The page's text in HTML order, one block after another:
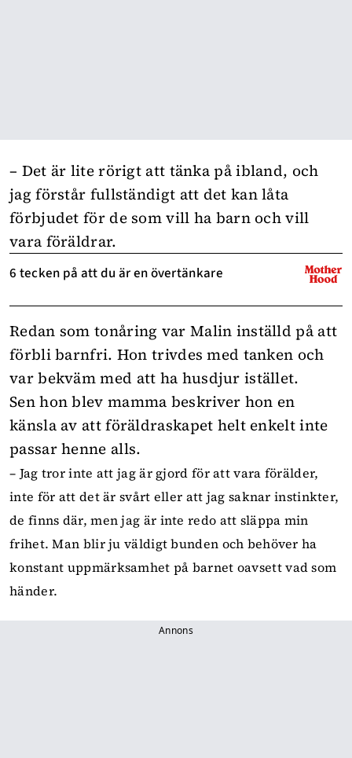
– Det är lite rörigt att tänka på ibland, och
jag förstår fullständigt att det kan låta
förbjudet för de som vill ha barn och vill
vara föräldrar.
6 tecken på att du är en övertänkare
Redan som tonåring var Malin inställd på att
förbli barnfri. Hon trivdes med tanken och
var bekväm med att ha husdjur istället.
Sen hon blev mamma beskriver hon en
känsla av att föräldraskapet helt enkelt inte
passar henne alls.
– Jag tror inte att jag är gjord för att vara förälder,
inte för att det är svårt eller att jag saknar instinkter,
de finns där, men jag är inte redo att släppa min
frihet. Man blir ju väldigt bunden och behöver ha
konstant uppmärksamhet på barnet oavsett vad som
händer.
Annons